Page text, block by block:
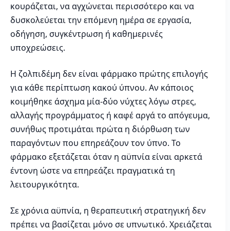
κουράζεται, να αγχώνεται περισσότερο και να
δυσκολεύεται την επόμενη ημέρα σε εργασία,
οδήγηση, συγκέντρωση ή καθημερινές
υποχρεώσεις.
Η ζολπιδέμη δεν είναι φάρμακο πρώτης επιλογής
για κάθε περίπτωση κακού ύπνου. Αν κάποιος
κοιμήθηκε άσχημα μία-δύο νύχτες λόγω στρες,
αλλαγής προγράμματος ή καφέ αργά το απόγευμα,
συνήθως προτιμάται πρώτα η διόρθωση των
παραγόντων που επηρεάζουν τον ύπνο. Το
φάρμακο εξετάζεται όταν η αϋπνία είναι αρκετά
έντονη ώστε να επηρεάζει πραγματικά τη
λειτουργικότητα.
Σε χρόνια αϋπνία, η θεραπευτική στρατηγική δεν
πρέπει να βασίζεται μόνο σε υπνωτικό. Χρειάζεται